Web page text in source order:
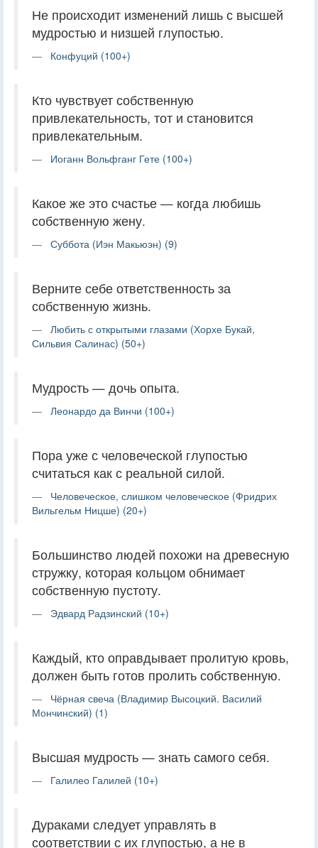
Не происходит изменений лишь с высшей
мудростью и низшей глупостью.
Конфуций (100+)
Кто чувствует собственную
привлекательность, тот и становится
привлекательным.
Иоганн Вольфганг Гете (100+)
Какое же это счастье — когда любишь
собственную жену.
Суббота (Иэн Макьюэн) (9)
Верните себе ответственность за
собственную жизнь.
Любить с открытыми глазами (Хорхе Букай,
Сильвия Салинас) (50+)
Мудрость — дочь опыта.
Леонардо да Винчи (100+)
Пора уже с человеческой глупостью
считаться как с реальной силой.
Человеческое, слишком человеческое (Фридрих
Вильгельм Ницше) (20+)
Большинство людей похожи на древесную
стружку, которая кольцом обнимает
собственную пустоту.
Эдвард Радзинский (10+)
Каждый, кто оправдывает пролитую кровь,
должен быть готов пролить собственную.
Чёрная свеча (Владимир Высоцкий. Василий
Мончинский) (1)
Высшая мудрость — знать самого себя.
Галилео Галилей (10+)
Дураками следует управлять в
соответствии с их глупостью, а не в